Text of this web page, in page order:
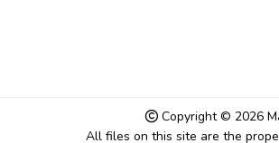
Copyright © 2026
All files on this site are the